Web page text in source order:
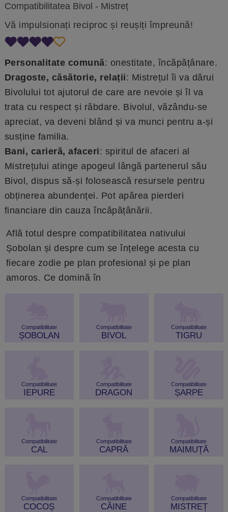
Compatibilitatea Bivol - Mistreț
Vă impulsionați reciproc și reușiți împreună!
Personalitate comună: onestitate, încăpățânare.
Dragoste, căsătorie, relații: Mistrețul îi va dărui
Bivolului tot ajutorul de care are nevoie și îl va
trata cu respect și răbdare. Bivolul, văzându-se
apreciat, va deveni blând și va munci pentru a-și
susține familia.
Bani, carieră, afaceri: spiritul de afaceri al
Mistrețului atinge apogeul lângă partenerul său
Bivol, dispus să-și folosească resursele pentru
obținerea abundenței. Pot apărea pierderi
financiare din cauza încăpățânării.
Află totul despre compatibilitatea nativului
Șobolan și despre cum se înțelege acesta cu
fiecare zodie pe plan profesional și pe plan
amoros. Ce domină în
Compatibilitate
ȘOBOLAN
Compatibilitate
BIVOL
Compatibilitate
TIGRU
Compatibilitate
IEPURE
Compatibilitate
DRAGON
Compatibilitate
ȘARPE
Compatibilitate
CAL
Compatibilitate
CAPRĂ
Compatibilitate
MAIMUȚĂ
Compatibilitate
COCOȘ
Compatibilitate
CÂINE
Compatibilitate
MISTREȚ